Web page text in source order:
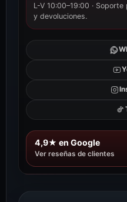
L-V 10:00–19:00 ·
y devoluciones.
4,9★ en Google
Ver reseñas de clientes